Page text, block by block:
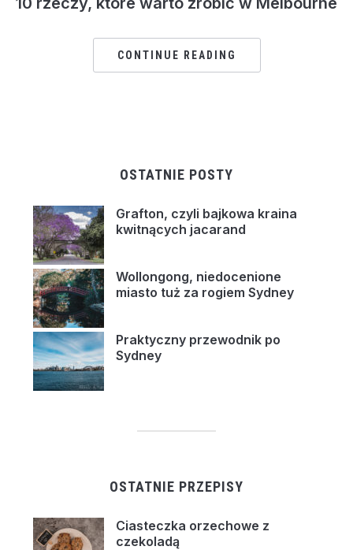
CONTINUE READING
OSTATNIE POSTY
Grafton, czyli bajkowa kraina
kwitnących jacarand
Wollongong, niedocenione
miasto tuż za rogiem Sydney
Praktyczny przewodnik po
Sydney
OSTATNIE PRZEPISY
Ciasteczka orzechowe z
czekoladą